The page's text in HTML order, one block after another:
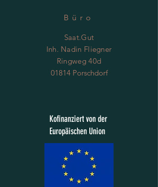
Büro
Saat.Gut
Inh. Nadin Fliegner
Ringweg 40d
01814 Porschdorf
Kofinanziert von der
Europäischen Union